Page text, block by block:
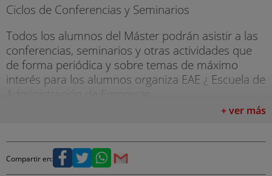
Ciclos de Conferencias y Seminarios
Todos los alumnos del Máster podrán asistir a las
conferencias, seminarios y otras actividades que
de forma periódica y sobre temas de máximo
interés para los alumnos organiza EAE ¿ Escuela de
Administración de Empresas.
Los alumnos matriculados en el Máster tendrán la
oportunidad de realizar prácticas en diferentes
+ ver más
Compartir en: